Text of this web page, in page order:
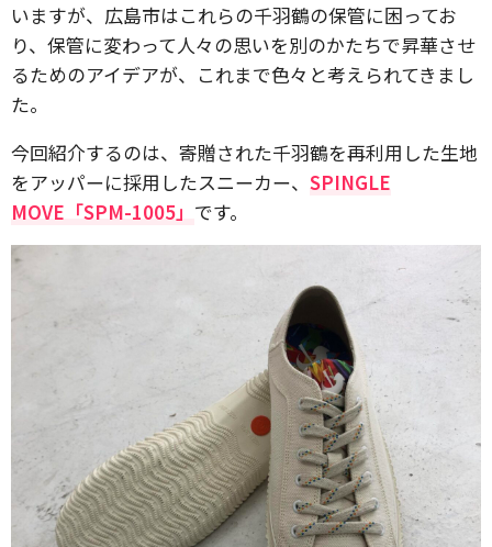
いますが、広島市はこれらの千羽鶴の保管に困ってお
り、保管に変わって人々の思いを別のかたちで昇華させ
るためのアイデアが、これまで色々と考えられてきまし
た。
今回紹介するのは、寄贈された千羽鶴を再利用した生地
をアッパーに採用したスニーカー、 SPINGLE
MOVE「SPM-1005」 です。